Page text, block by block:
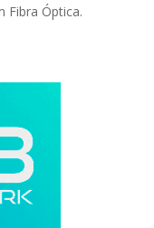
Fibra Óptica.